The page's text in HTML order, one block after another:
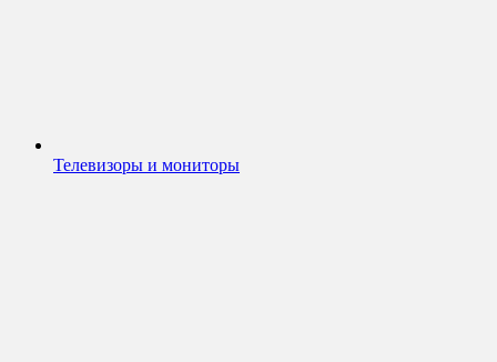
Телевизоры и мониторы